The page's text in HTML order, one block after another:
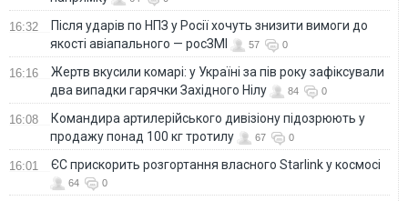
16:32
Після ударів по НПЗ у Росії хочуть знизити вимоги до
якості авіапального — росЗМІ
57 0
16:16
Жертв вкусили комарі: у Україні за пів року зафіксували
два випадки гарячки Західного Нілу
84 0
16:08
Командира артилерійського дивізіону підозрюють у
продажу понад 100 кг тротилу
67 0
16:01 ЄС прискорить розгортання власного Starlink у космосі
64 0